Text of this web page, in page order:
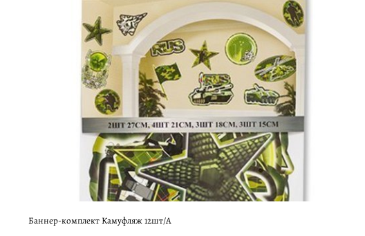
Баннер-комплект Камуфляж 12шт/А